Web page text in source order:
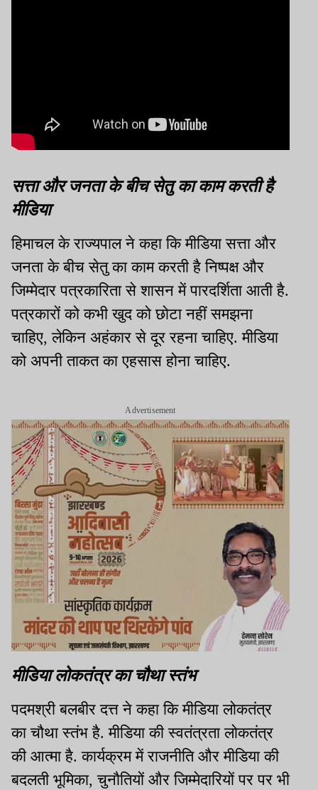
सत्ता और जनता के बीच सेतु का काम करती है
मीडिया
हिमाचल के राज्यपाल ने कहा कि मीडिया सत्ता और
जनता के बीच सेतु का काम करती है निष्पक्ष और
जिम्मेदार पत्रकारिता से शासन में पारदर्शिता आती है.
पत्रकारों को कभी खुद को छोटा नहीं समझना
चाहिए, लेकिन अहंकार से दूर रहना चाहिए. मीडिया
को अपनी ताकत का एहसास होना चाहिए.
Advertisement
मीडिया लोकतंत्र का चौथा स्तंभ
पदमश्री बलबीर दत्त ने कहा कि मीडिया लोकतंत्र
का चौथा स्तंभ है. मीडिया की स्वतंत्रता लोकतंत्र
की आत्मा है. कार्यक्रम में राजनीति और मीडिया की
बदलती भूमिका, चुनौतियों और जिम्मेदारियों पर पर भी